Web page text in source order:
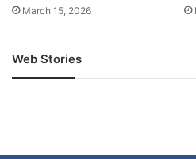
March 15, 2026
Web Stories
जम्मू-कश्मीर में बारिश से
अपडेट